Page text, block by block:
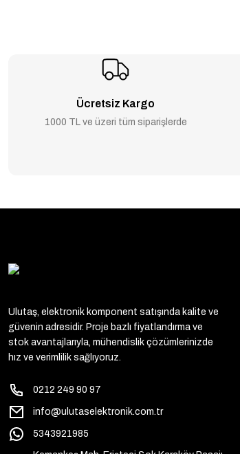
Ücretsiz Kargo
1000 TL ve üzeri tüm siparişlerde
Ulutaş, elektronik komponent satışında kalite ve
güvenin adresidir. Proje bazlı fiyatlandırma ve
stok avantajlarıyla, mühendislik çözümlerinizde
hız ve verimlilik sağlıyoruz.
0212 249 90 97
info@ulutaselektronik.com.tr
5343921985